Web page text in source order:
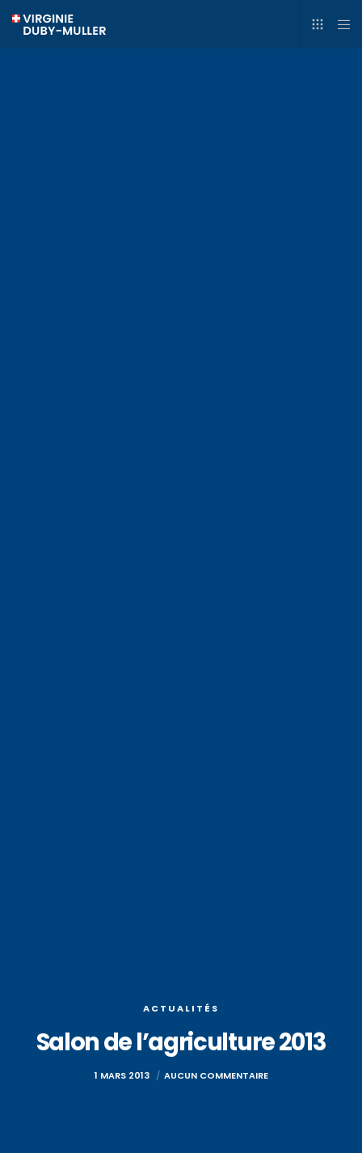
ACTUALITÉS
Salon de l’agriculture 2013
1 MARS 2013 AUCUN COMMENTAIRE